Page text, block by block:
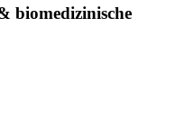
biomedizinische